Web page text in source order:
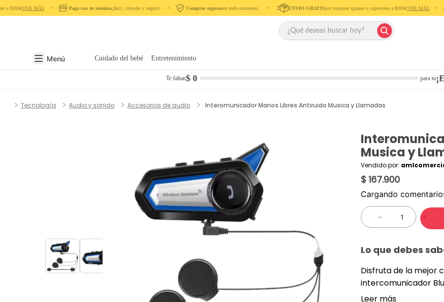
a $300kVER MÁS‎ ‎ ‎ ‎ •‎ ‎ ‎ ‎ Paga con tu nómina¡fácil, cómodo y seguro! ‎ ‎ ‎ ‎ •‎ ‎ ‎ ‎ Compras segurasen todo momento. ‎ ‎ ‎ ‎ •‎ ‎ ‎ ‎ ‎ ENVIO GRATISpor compras iguales o superiores a $300kVER MÁS‎ ‎ ‎ ‎ •‎ ‎ ‎ ‎
Menú Cuidado del bebé Entretenimiento
para tu
Te faltan$ 0
Tecnología Audio y sonido Accesorios de audio Interomunicador Manos Libres Antiruido Musica y Llamadas
Musica y
Vendido por:
$ 167.900
Cargando
＋
－
Lo que debes
Disfruta de la mejor
intercomunicador
moto.
Leer más